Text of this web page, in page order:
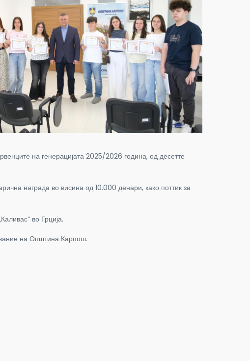
на генерацијата 2025/2026 година, од десетте
награда во висина од 10.000 денари, како поттик за
во Грција.
на Општина Карпош.